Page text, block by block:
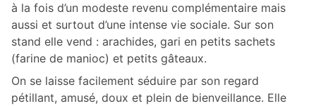
à la fois d’un modeste revenu complémentaire mais
aussi et surtout d’une intense vie sociale. Sur son
stand elle vend : arachides, gari en petits sachets
(farine de manioc) et petits gâteaux.
On se laisse facilement séduire par son regard
pétillant, amusé, doux et plein de bienveillance. Elle